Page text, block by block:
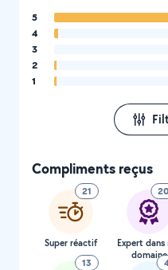
5
4
3
2
1
Compliments reçus
21
Super réactif
20
Expert dans
domaine
13